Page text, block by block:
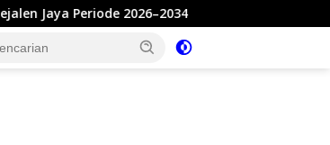
Tangis Haru dan Bahagia Keluarga Arisen